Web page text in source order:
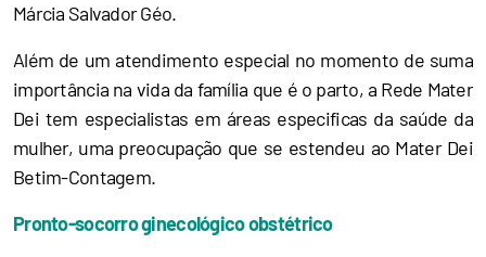
Márcia Salvador Géo.
Além de um atendimento especial no momento de suma
importância na vida da família que é o parto, a Rede Mater
Dei tem especialistas em áreas especificas da saúde da
mulher, uma preocupação que se estendeu ao Mater Dei
Betim-Contagem.
Pronto-socorro ginecológico obstétrico